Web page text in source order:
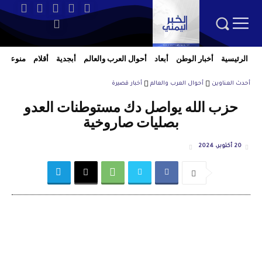
الرئيسية أخبار الوطن أبعاد أحوال العرب والعالم أبجدية أقلام منوعات
أحدث العناوين أحوال العرب والعالم أخبار قصيرة
حزب الله يواصل دك مستوطنات العدو
بصليات صاروخية
20 أكتوبر، 2024